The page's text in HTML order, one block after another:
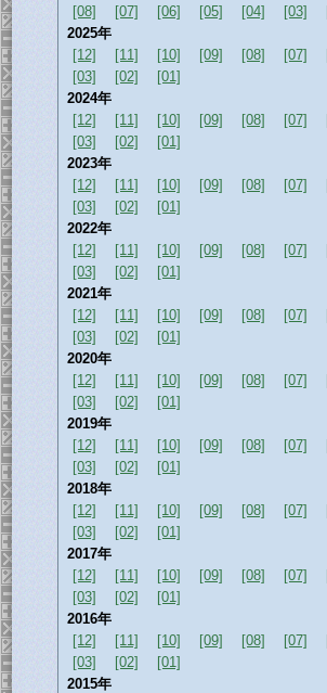
[08]
[07] [06] [05] [04] [03]
2025年
[12]
[11] [10] [09] [08] [07]
[03]
[02]
[01]
2024年
[12]
[11] [10] [09] [08] [07]
[03]
[02]
[01]
2023年
[12]
[11] [10] [09] [08] [07]
[03]
[02]
[01]
2022年
[12]
[11] [10] [09] [08] [07]
[03]
[02]
[01]
2021年
[12]
[11] [10] [09] [08] [07]
[03]
[02]
[01]
2020年
[12]
[11] [10] [09] [08] [07]
[03]
[02]
[01]
2019年
[12]
[11] [10] [09] [08] [07]
[03]
[02]
[01]
2018年
[12]
[11] [10] [09] [08] [07]
[03]
[02]
[01]
2017年
[12]
[11] [10] [09] [08] [07]
[03]
[02]
[01]
2016年
[12]
[11] [10] [09] [08] [07]
[03]
[02]
[01]
2015年